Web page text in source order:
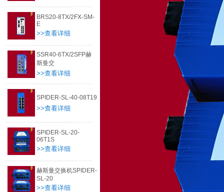
BRS20-8TX/2FX-SM-
E
>>查看详细
SSR40-6TX/2SFP赫
斯曼交
>>查看详细
SPIDER-SL-40-08T19
>>查看详细
SPIDER-SL-20-
06T1S
>>查看详细
赫斯曼交换机SPIDER-
SL-20
>>查看详细